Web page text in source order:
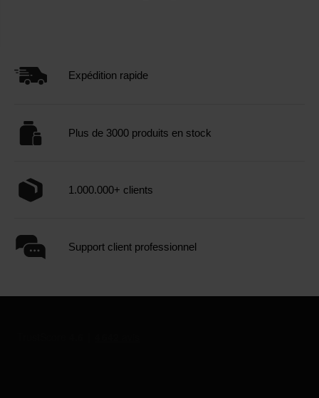
Expédition rapide
Plus de 3000 produits en stock
1.000.000+ clients
Support client professionnel